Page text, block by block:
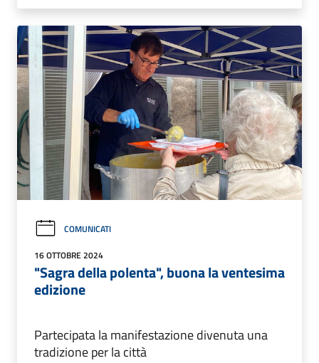
COMUNICATI
16 OTTOBRE 2024
"Sagra della polenta", buona la ventesima
edizione
Partecipata la manifestazione divenuta una
tradizione per la città